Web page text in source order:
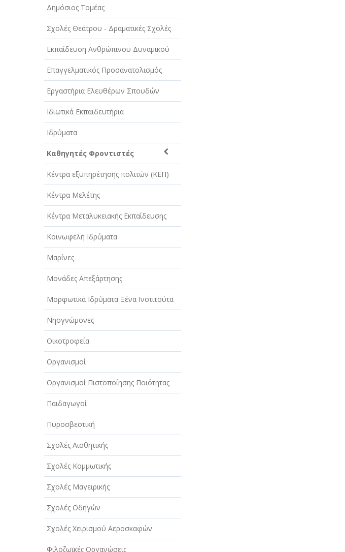
Δημόσιος Τομέας
Σχολές Θεάτρου - Δραματικές Σχολές
Εκπαίδευση Ανθρώπινου Δυναμικού
Επαγγελματικός Προσανατολισμός
Εργαστήρια Ελευθέρων Σπουδών
Ιδιωτικά Εκπαιδευτήρια
Ιδρύματα
Καθηγητές Φροντιστές
Κέντρα εξυπηρέτησης πολιτών (ΚΕΠ)
Κέντρα Μελέτης
Κέντρα Μεταλυκειακής Εκπαίδευσης
Κοινωφελή Ιδρύματα
Μαρίνες
Μονάδες Απεξάρτησης
Μορφωτικά Ιδρύματα Ξένα Ινστιτούτα
Νηογνώμονες
Οικοτροφεία
Οργανισμοί
Οργανισμοί Πιστοποίησης Ποιότητας
Παιδαγωγοί
Πυροσβεστική
Σχολές Αισθητικής
Σχολές Κομμωτικής
Σχολές Μαγειρικής
Σχολές Οδηγών
Σχολές Χειρισμού Αεροσκαφών
Φιλοζωϊκές Οργανώσεις